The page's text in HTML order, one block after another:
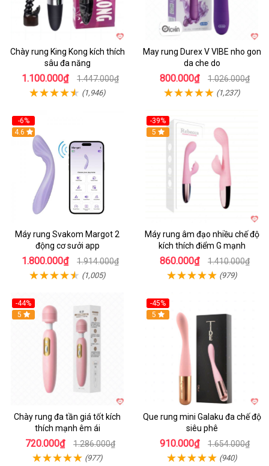
Chày rung King Kong kích thích
sâu đa năng
1.100.000₫ 1.447.000₫
(1,946)
May rung Durex V VIBE nho gon
da che do
800.000₫ 1.026.000₫
(1,237)
-6%
4.6
Máy rung Svakom Margot 2
động cơ sưởi app
1.800.000₫ 1.914.000₫
(1,005)
-39%
Hot
5
Máy rung âm đạo nhiều chế độ
kích thích điểm G mạnh
860.000₫ 1.410.000₫
(979)
-44%
Hot
5
Chày rung đa tần giá tốt kích
thích mạnh êm ái
720.000₫ 1.286.000₫
(977)
-45%
Hot
5
Que rung mini Galaku đa chế độ
siêu phê
910.000₫ 1.654.000₫
(940)